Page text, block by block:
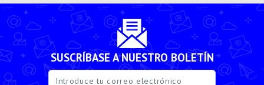
SUSCRÍBASE A NUESTRO BOLETÍN